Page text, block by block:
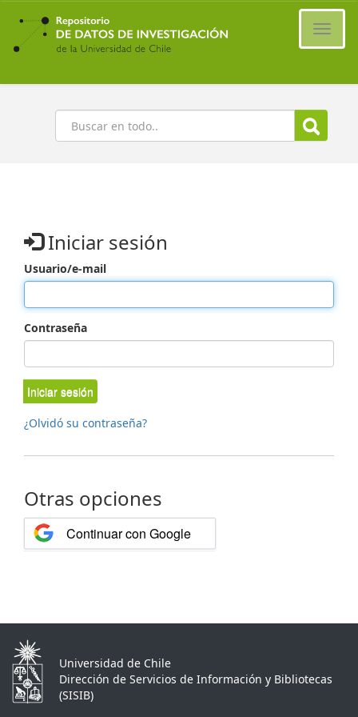
Ir
contenido
principal
Buscar
Iniciar sesión
Usuario/e-mail
Contraseña
Iniciar sesión
¿Olvidó su contraseña?
Otras opciones
Continuar con Google
Universidad de Chile
Dirección de Servicios de Información y Bibliotecas
(SISIB)